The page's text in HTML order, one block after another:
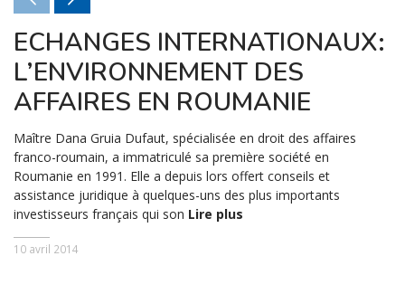
ECHANGES INTERNATIONAUX:
L’ENVIRONNEMENT DES
AFFAIRES EN ROUMANIE
Maître Dana Gruia Dufaut, spécialisée en droit des affaires
franco-roumain, a immatriculé sa première société en
Roumanie en 1991. Elle a depuis lors offert conseils et
assistance juridique à quelques-uns des plus importants
investisseurs français qui son Lire plus
10 avril 2014